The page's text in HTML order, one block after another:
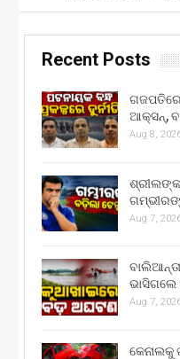
Recent Posts
ଆକ୍ସନ୍,
Aug 8,
Aug 7,
ଭାସିଗଲେ
Aug 7,
କେନାଲକୁ